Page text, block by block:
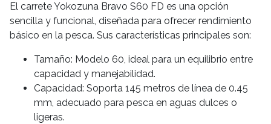
El carrete Yokozuna Bravo S60 FD es una opción
sencilla y funcional, diseñada para ofrecer rendimiento
básico en la pesca. Sus características principales son:
Tamaño: Modelo 60, ideal para un equilibrio entre
capacidad y manejabilidad.
Capacidad: Soporta 145 metros de línea de 0.45
mm, adecuado para pesca en aguas dulces o
ligeras.